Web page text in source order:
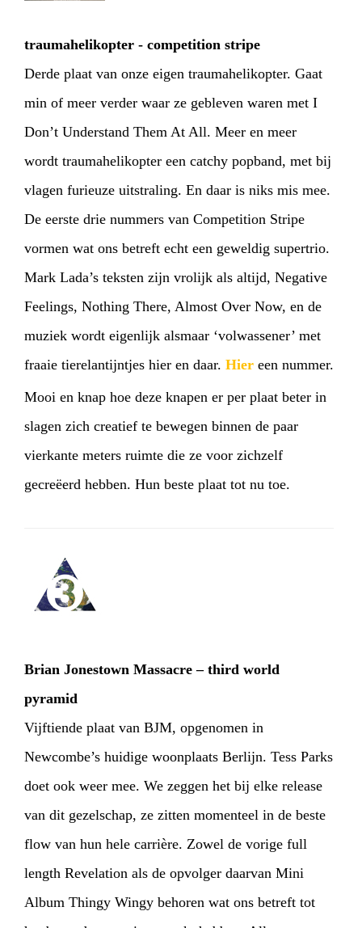
traumahelikopter - competition stripe
Derde plaat van onze eigen traumahelikopter. Gaat
min of meer verder waar ze gebleven waren met I
Don’t Understand Them At All. Meer en meer
wordt traumahelikopter een catchy popband, met bij
vlagen furieuze uitstraling. En daar is niks mis mee.
De eerste drie nummers van Competition Stripe
vormen wat ons betreft echt een geweldig supertrio.
Mark Lada’s teksten zijn vrolijk als altijd, Negative
Feelings, Nothing There, Almost Over Now, en de
muziek wordt eigenlijk alsmaar ‘volwassener’ met
fraaie tierelantijntjes hier en daar. Hier een nummer.
Mooi en knap hoe deze knapen er per plaat beter in
slagen zich creatief te bewegen binnen de paar
vierkante meters ruimte die ze voor zichzelf
gecreëerd hebben. Hun beste plaat tot nu toe.
Brian Jonestown Massacre – third world
pyramid
Vijftiende plaat van BJM, opgenomen in
Newcombe’s huidige woonplaats Berlijn. Tess Parks
doet ook weer mee. We zeggen het bij elke release
van dit gezelschap, ze zitten momenteel in de beste
flow van hun hele carrière. Zowel de vorige full
length Revelation als de opvolger daarvan Mini
Album Thingy Wingy behoren wat ons betreft tot